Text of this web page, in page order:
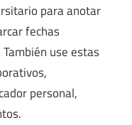
para anotar
fechas
use estas
personal,